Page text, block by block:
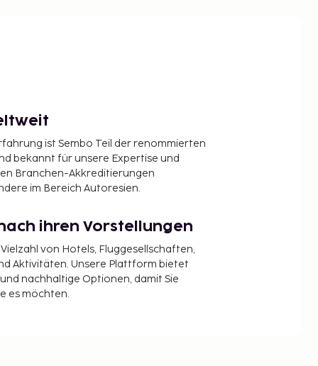
ist Sembo Teil der renommierten
bekannt für unsere Expertise und
Branchen-Akkreditierungen
im Bereich Autoresien.
ihren Vorstellungen
von Hotels, Fluggesellschaften,
Aktivitäten. Unsere Plattform bietet
nachhaltige Optionen, damit Sie
es möchten.